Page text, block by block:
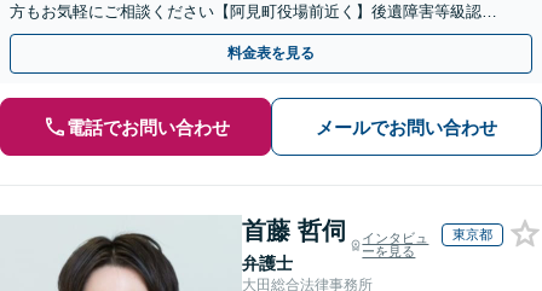
方もお気軽にご相談ください【阿見町役場前近く】後遺障害等級認
定、慰謝料請求、示談交渉など
料金表を見る
電話でお問い合わせ メールでお問い合わせ
首藤 哲伺
弁護士
インタビュ
ーを見る
東京都
大田総合法律事務所